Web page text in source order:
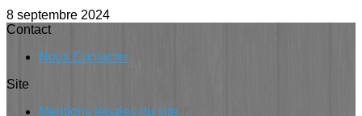
8 septembre 2024
Contact
Nous Contacter
Site
Mentions légales du site